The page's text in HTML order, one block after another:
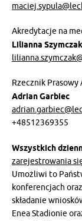
Akredytacje na
Lilianna Szymczak
Rzecznik
Adrian Garbiec
+48512369355
Wszystkich
zarejestrowania
Umożliwi to
konferencjach
składanie
Enea Stadionie